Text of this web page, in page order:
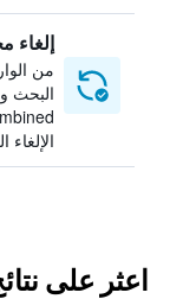
إلغاء
من
البحث
الإلغاء
اعثر على